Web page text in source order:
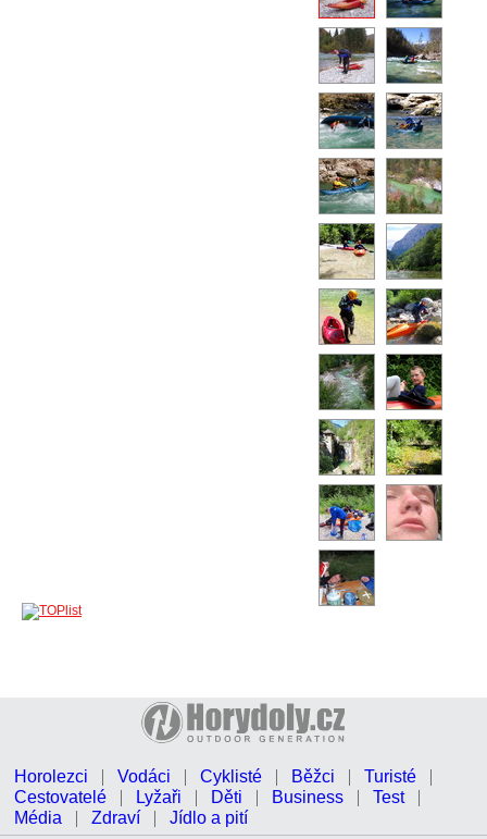
Horolezci Vodáci Cyklisté Běžci
Turisté
Cestovatelé
Lyžaři Děti Business
Test
Média
Zdraví Jídlo a pití